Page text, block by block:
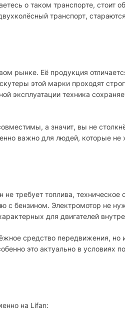
о таком транспорте, стоит
транспорт, стараются
рынке. Её продукция
этой марки проходят
эксплуатации техника
а значит, вы не
важно для людей, которые не
требует топлива, техническое
с бензином. Электромотор не
для двигателей
средство передвижения, но
это актуально в условиях
на Lifan: